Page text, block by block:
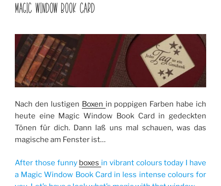
AM
MAGIC WINDOW BOOK CARD
Nach den lustigen Boxen in poppigen Farben habe ich
heute eine Magic Window Book Card in gedeckten
Tönen für dich. Dann laß uns mal schauen, was das
magische am Fenster ist…
After those funny boxes in vibrant colours today I have
a Magic Window Book Card in less intense colours for